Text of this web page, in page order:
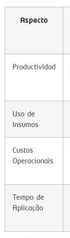
Aspecto
Productividad
Uso de
Insumos
Custos
Operacionais
Tempo de
Aplicação